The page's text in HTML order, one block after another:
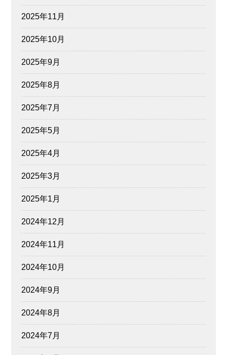
2025年11月
2025年10月
2025年9月
2025年8月
2025年7月
2025年5月
2025年4月
2025年3月
2025年1月
2024年12月
2024年11月
2024年10月
2024年9月
2024年8月
2024年7月